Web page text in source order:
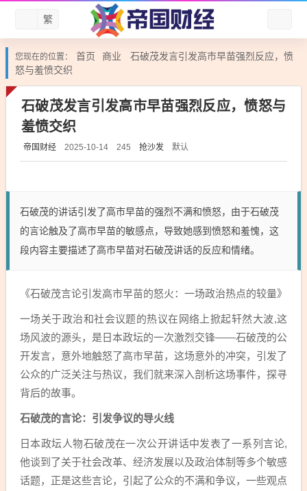
繁
您现在的位置： 首页 商业
石破茂发言引发高市早苗强烈反应，愤
怒与羞愤交织
石破茂发言引发高市早苗强烈反应，愤怒与
羞愤交织
帝国财经 2025-10-14 245 抢沙发 默认
石破茂的讲话引发了高市早苗的强烈不满和愤怒，由于石破茂
的言论触及了高市早苗的敏感点，导致她感到愤怒和羞愧，这
段内容主要描述了高市早苗对石破茂讲话的反应和情绪。
《石破茂言论引发高市早苗的怒火：一场政治热点的较量》
一场关于政治和社会议题的热议在网络上掀起轩然大波,这
场风波的源头，是日本政坛的一次激烈交锋——石破茂的公
开发言，意外地触怒了高市早苗，这场意外的冲突，引发了
公众的广泛关注与热议，我们就来深入剖析这场事件，探寻
背后的故事。
石破茂的言论：引发争议的导火线
日本政坛人物石破茂在一次公开讲话中发表了一系列言论,
他谈到了关于社会改革、经济发展以及政治体制等多个敏感
话题，正是这些言论，引起了公众的不满和争议，一些观点